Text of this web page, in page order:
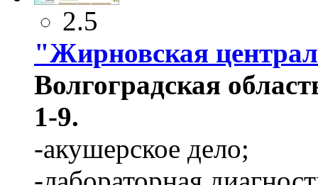
2.5
"Жирновская
Волгоградская
1-9.
-акушерское дело;